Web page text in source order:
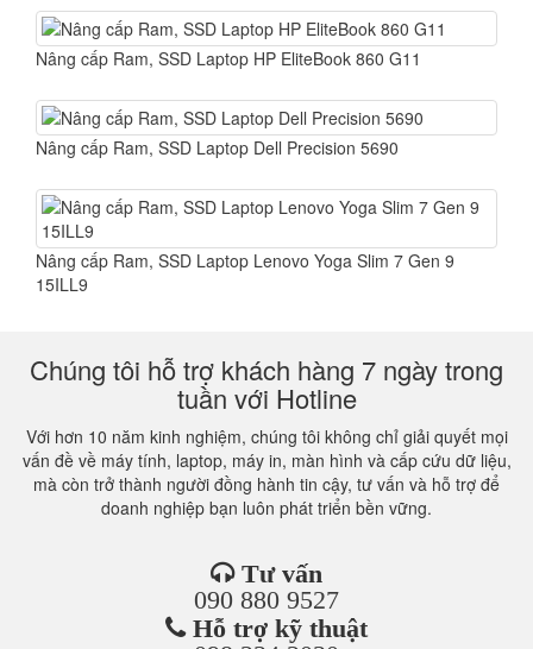
Nâng cấp Ram, SSD Laptop HP EliteBook 860 G11
Nâng cấp Ram, SSD Laptop Dell Precision 5690
Nâng cấp Ram, SSD Laptop Lenovo Yoga Slim 7 Gen 9
15ILL9
Chúng tôi hỗ trợ khách hàng 7 ngày trong
tuần với Hotline
Với hơn 10 năm kinh nghiệm, chúng tôi không chỉ giải quyết mọi
vấn đề về máy tính, laptop, máy in, màn hình và cấp cứu dữ liệu,
mà còn trở thành người đồng hành tin cậy, tư vấn và hỗ trợ để
doanh nghiệp bạn luôn phát triển bền vững.
Tư vấn
090 880 9527
Hỗ trợ kỹ thuật